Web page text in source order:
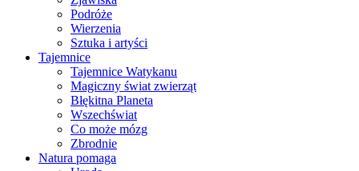
Podróże
Wierzenia
Sztuka i artyści
Tajemnice
Tajemnice Watykanu
Magiczny świat zwierząt
Błękitna Planeta
Wszechświat
Co może mózg
Zbrodnie
Natura pomaga